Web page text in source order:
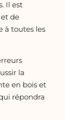
Il est
de
à toutes les
la
en bois et
répondra